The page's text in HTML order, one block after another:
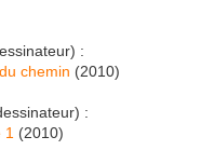
:
chemin (2010)
:
(2010)